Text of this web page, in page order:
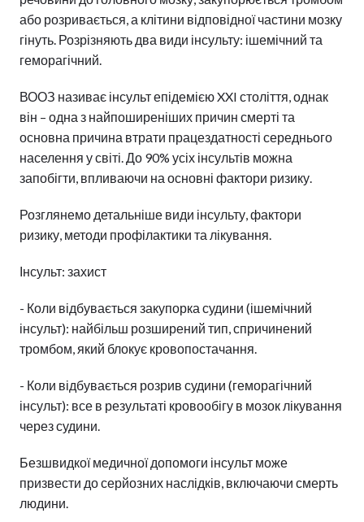
або розривається, а клітини відповідної частини мозку
гінуть. Розрізняють два види інсульту: ішемічний та
геморагічний.
ВООЗ називає інсульт епідемією XXI століття, однак
він – одна з найпоширеніших причин смерті та
основна причина втрати працездатності середнього
населення у світі. До 90% усіх інсультів можна
запобігти, впливаючи на основні фактори ризику.
Розглянемо детальніше види інсульту, фактори
ризику, методи профілактики та лікування.
Інсульт: захист
- Коли відбувається закупорка судини (ішемічний
інсульт): найбільш розширений тип, спричинений
тромбом, який блокує кровопостачання.
- Коли відбувається розрив судини (геморагічний
інсульт): все в результаті кровообігу в мозок лікування
через судини.
Безшвидкої медичної допомоги інсульт може
призвести до серйозних наслідків, включаючи смерть
людини.